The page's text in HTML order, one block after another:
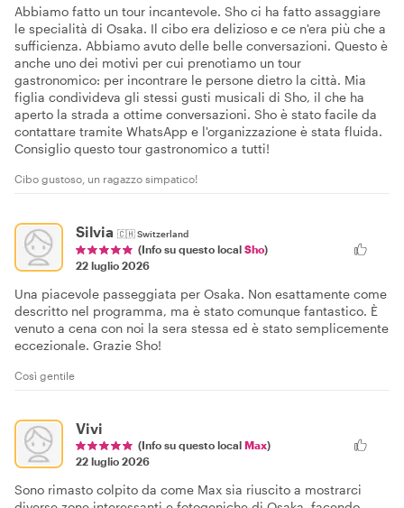
Abbiamo fatto un tour incantevole. Sho ci ha fatto assaggiare
le specialità di Osaka. Il cibo era delizioso e ce n'era più che a
sufficienza. Abbiamo avuto delle belle conversazioni. Questo è
anche uno dei motivi per cui prenotiamo un tour
gastronomico: per incontrare le persone dietro la città. Mia
figlia condivideva gli stessi gusti musicali di Sho, il che ha
aperto la strada a ottime conversazioni. Sho è stato facile da
contattare tramite WhatsApp e l'organizzazione è stata fluida.
Consiglio questo tour gastronomico a tutti!
Cibo gustoso, un ragazzo simpatico!
Silvia 🇨🇭Switzerland
(Info su questo local Sho)
22 luglio 2026
Una piacevole passeggiata per Osaka. Non esattamente come
descritto nel programma, ma è stato comunque fantastico. È
venuto a cena con noi la sera stessa ed è stato semplicemente
eccezionale. Grazie Sho!
Così gentile
Vivi
(Info su questo local Max)
22 luglio 2026
Sono rimasto colpito da come Max sia riuscito a mostrarci